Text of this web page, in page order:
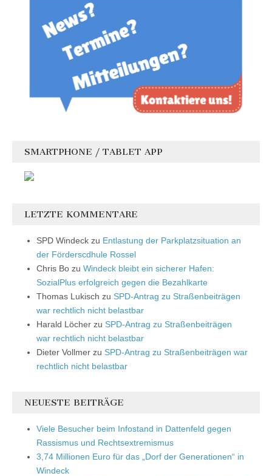
SMARTPHONE / TABLET APP
LETZTE KOMMENTARE
SPD Windeck zu Entlastung der Parkplatzsituation an
der Förderscdhule Rossel
Chris Bo zu Windeck bleibt ein sicherer Hafen:
SozialPlus erfolgreich gegen die Bezahlkarte
Thomas Lukisch zu SPD-Antrag zu Straßenbeiträgen
war rechtlich nicht belastbar
Harald Löcher zu SPD-Antrag zu Straßenbeiträgen
war rechtlich nicht belastbar
Dieter Vollmer zu SPD-Antrag zu Straßenbeiträgen war
rechtlich nicht belastbar
NEUESTE BEITRÄGE
Viele Besucher beim Infostand in Dattenfeld gegen
Rassismus und Rechtsextremismus
3,74 Millionen Euro für das „Dorf der Generationen“ in
Windeck